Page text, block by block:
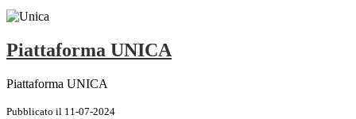
Piattaforma UNICA
Piattaforma UNICA
Pubblicato il 11-07-2024